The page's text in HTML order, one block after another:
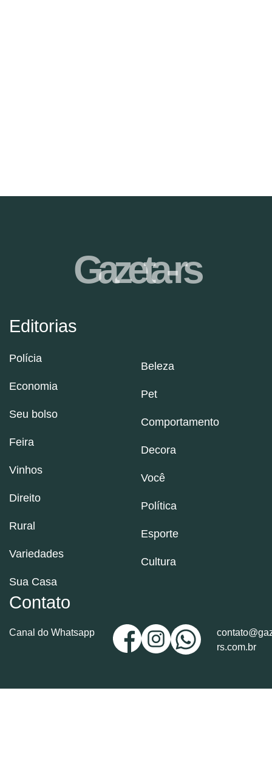
Editorias
Polícia
Economia
Seu bolso
Feira
Vinhos
Direito
Rural
Variedades
Sua Casa
Beleza
Pet
Comportamento
Decora
Você
Política
Esporte
Cultura
Contato
Canal do Whatsapp
rs.com.br
Gazeta-rs